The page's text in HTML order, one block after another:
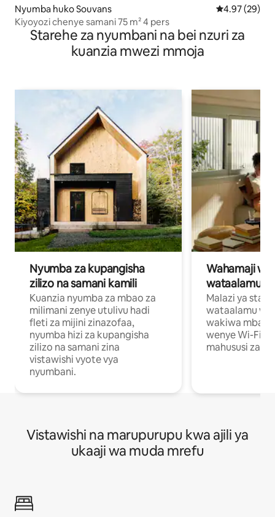
Nyumba huko Souvans Ukadiriaji wa
4.97 (29)
Kiyoyozi chenye samani 75 m² 4 pers
Starehe za nyumbani na bei nzuri za
kuanzia mwezi mmoja
Nyumba za kupangisha
zilizo na samani kamili
Kuanzia nyumba za mbao za
milimani zenye utulivu hadi
fleti za mijini zinazofaa,
nyumba hizi za kupangisha
zilizo na samani zina
vistawishi vyote vya
nyumbani.
Wahamaji
wataalamu
Malazi ya
wataalamu
wakiwa mbali
wenye Wi-Fi
mahususi za
Vistawishi na marupurupu kwa ajili ya
ukaaji wa muda mrefu